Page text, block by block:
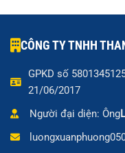
CÔNG TY TNHH
GPKD số
21/06/2017
Người đại diện: Ông